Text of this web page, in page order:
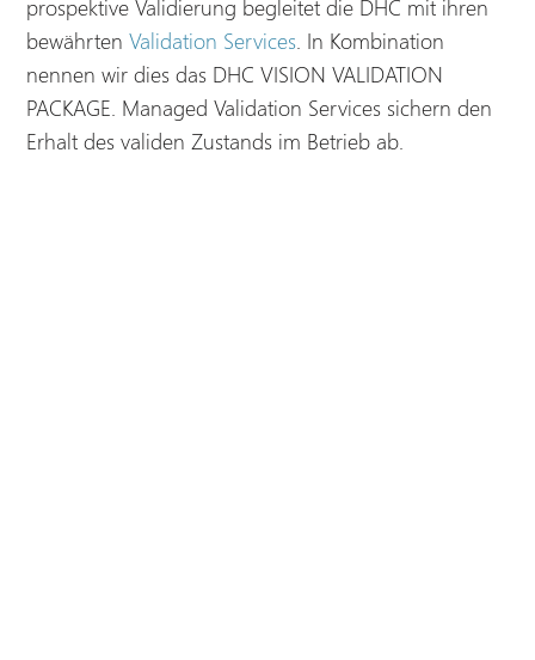
prospektive Validierung begleitet die DHC mit ihren
bewährtenValidation Services. In Kombination
nennen wir dies das DHC VISION VALIDATION
PACKAGE. Managed Validation Services sichern den
Erhalt des validen Zustands im Betrieb ab.